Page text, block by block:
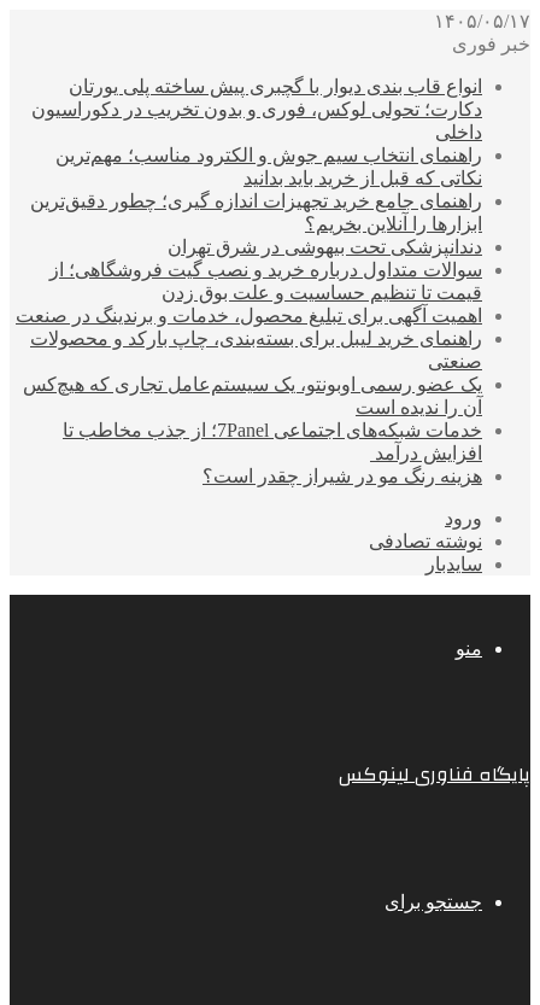
۱۴۰۵/۰۵/۱۷
خبر فوری
انواع قاب بندی دیوار با گچبری پیش ساخته پلی یورتان
دکارت؛ تحولی لوکس، فوری و بدون تخریب در دکوراسیون
داخلی
راهنمای انتخاب سیم جوش و الکترود مناسب؛ مهم‌ترین
نکاتی که قبل از خرید باید بدانید
راهنمای جامع خرید تجهیزات اندازه گیری؛ چطور دقیق‌ترین
ابزارها را آنلاین بخریم؟
دندانپزشکی تحت بیهوشی در شرق تهران
سوالات متداول درباره خرید و نصب گیت فروشگاهی؛ از
قیمت تا تنظیم حساسیت و علت بوق زدن
اهمیت آگهی برای تبلیغ محصول، خدمات و برندینگ در صنعت
راهنمای خرید لیبل برای بسته‌بندی، چاپ بارکد و محصولات
صنعتی
یک عضو رسمی اوبونتو، یک سیستم‌عامل تجاری که هیچ‌کس
آن را ندیده است
خدمات شبکه‌های اجتماعی 7Panel؛ از جذب مخاطب تا
افزایش درآمد
هزینه رنگ مو در شیراز چقدر است؟
ورود
نوشته تصادفی
سایدبار
منو
پایگاه فناوری لینوکس
جستجو برای